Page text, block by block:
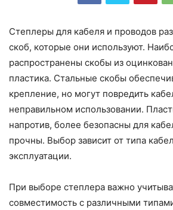
Степлеры для кабеля и проводов
скоб, которые они используют.
распространены скобы из
пластика. Стальные скобы
крепление, но могут повредить
неправильном использовании.
напротив, более безопасны для
прочны. Выбор зависит от типа
эксплуатации.
При выборе степлера важно
совместимость с различными